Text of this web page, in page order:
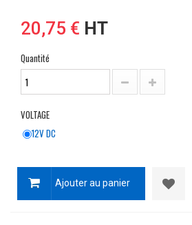
20,75 € HT
Quantité
VOLTAGE
12V DC
Ajouter au panier